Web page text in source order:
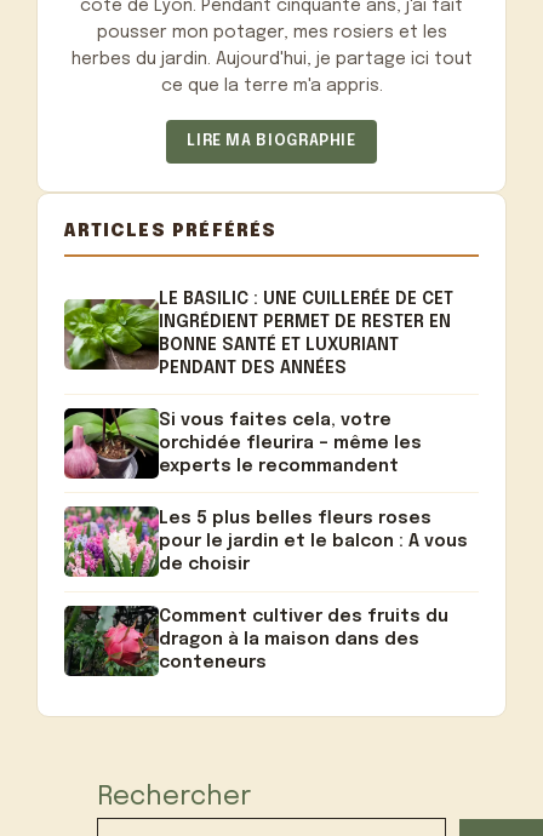
côté de Lyon. Pendant cinquante ans, j'ai fait
pousser mon potager, mes rosiers et les
herbes du jardin. Aujourd'hui, je partage ici tout
ce que la terre m'a appris.
LIRE MA BIOGRAPHIE
ARTICLES PRÉFÉRÉS
LE BASILIC : UNE CUILLERÉE DE CET
INGRÉDIENT PERMET DE RESTER EN
BONNE SANTÉ ET LUXURIANT
PENDANT DES ANNÉES
Si vous faites cela, votre
orchidée fleurira – même les
experts le recommandent
Les 5 plus belles fleurs roses
pour le jardin et le balcon : A vous
de choisir
Comment cultiver des fruits du
dragon à la maison dans des
conteneurs
Rechercher